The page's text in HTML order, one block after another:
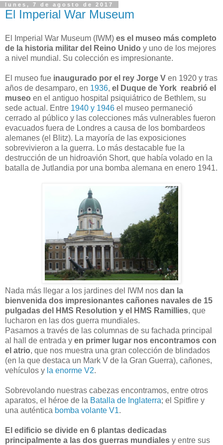
lunes, 7 de agosto de 2017
El Imperial War Museum
El Imperial War Museum (IWM) es el museo más completo
de la historia militar del Reino Unido y uno de los mejores
a nivel mundial. Su colección es impresionante.
El museo fue inaugurado por el rey Jorge V en 1920 y tras
años de desamparo, en 1936, el Duque de York reabrió el
museo en el antiguo hospital psiquiátrico de Bethlem, su
sede actual. Entre 1940 y 1946 el museo permaneció
cerrado al público y las colecciones más vulnerables fueron
evacuados fuera de Londres a causa de los bombardeos
alemanes (el Blitz). La mayoría de las exposiciones
sobrevivieron a la guerra. Lo más destacable fue la
destrucción de un hidroavión Short, que había volado en la
batalla de Jutlandia por una bomba alemana en enero 1941.
Nada más llegar a los jardines del IWM nos dan la
bienvenida dos impresionantes cañones navales de 15
pulgadas del HMS Resolution y el HMS Ramillies, que
lucharon en las dos guerra mundiales.
Pasamos a través de las columnas de su fachada principal
al hall de entrada y en primer lugar nos encontramos con
el atrio, que nos muestra una gran colección de blindados
(en la que destaca un Mark V de la Gran Guerra), cañones,
vehículos y la enorme V2.
Sobrevolando nuestras cabezas encontramos, entre otros
aparatos, el héroe de la Batalla de Inglaterra; el Spitfire y
una auténtica bomba volante V1.
El edificio se divide en 6 plantas dedicadas
principalmente a las dos guerras mundiales y entre sus